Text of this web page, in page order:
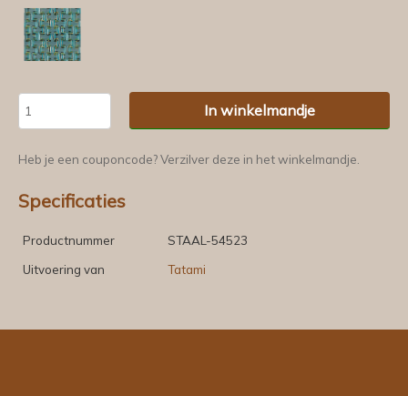
In winkelmandje
Heb je een couponcode? Verzilver deze in het winkelmandje.
Specificaties
Productnummer
STAAL-54523
Uitvoering van
Tatami